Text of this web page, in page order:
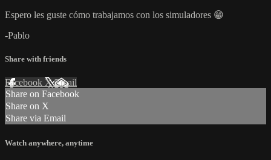
Espero les guste cómo trabajamos con los simuladores 😁
-Pablo
Share with friends
Facebook XEmail
Share on Facebook
Share on X
Share via Email
Watch anywhere, anytime